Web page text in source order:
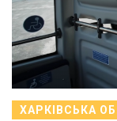
ХАРКІВСЬКА